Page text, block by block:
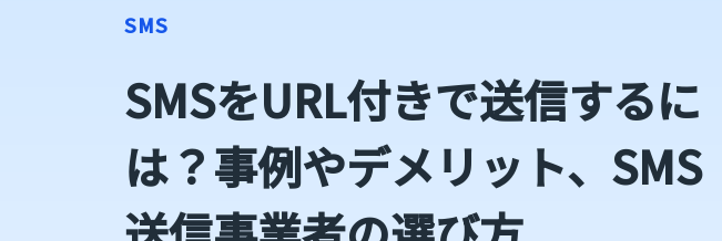
SMS
SMSをURL付きで送信するに
は？事例やデメリット、SMS